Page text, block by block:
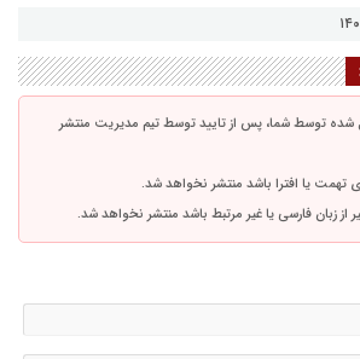
توسط شما، پس از تایید توسط تیم مدیریت منتشر
یا افترا باشد منتشر نخواهد شد.
زبان فارسی یا غیر مرتبط باشد منتشر نخواهد شد.